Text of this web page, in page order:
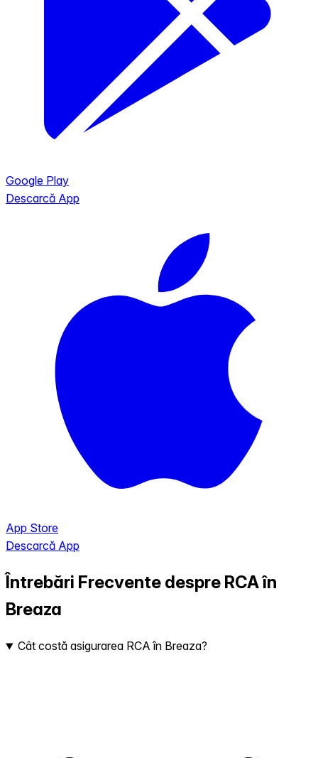
Google Play
Descarcă App
App Store
Descarcă App
Întrebări Frecvente despre RCA în
Breaza
Cât costă asigurarea RCA în Breaza?